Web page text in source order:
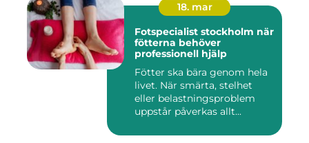
18. mar
Fotspecialist stockholm när
fötterna behöver
professionell hjälp
Fötter ska bära genom hela
livet. När smärta, stelhet
eller belastningsproblem
uppstår påverkas allt...